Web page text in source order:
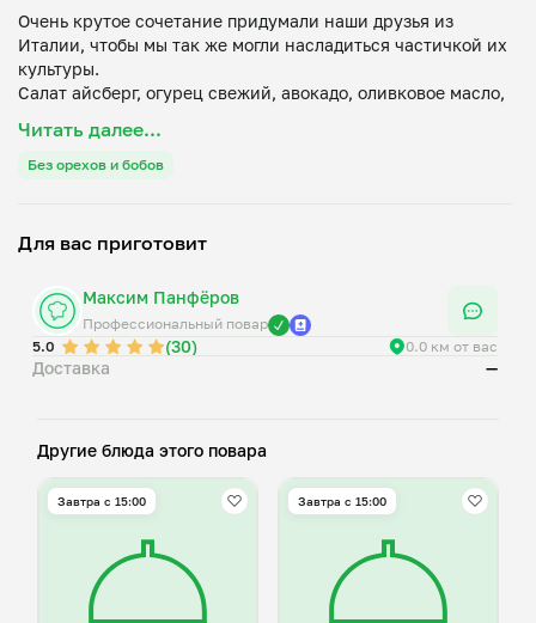
Очень крутое сочетание придумали наши друзья из
Италии, чтобы мы так же могли насладиться частичкой их
культуры.
Салат айсберг, огурец свежий, авокадо, оливковое масло,
камамбер.
Читать далее...
Без орехов и бобов
Для вас приготовит
Максим Панфёров
Профессиональный повар
5.0
(30) 0.0 км от вас
Доставка —
Другие блюда этого повара
Завтра c 15:00 Завтра c 15:00